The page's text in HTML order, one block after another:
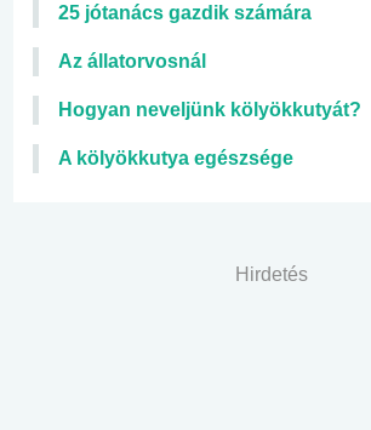
25 jótanács gazdik számára
Az állatorvosnál
Hogyan neveljünk kölyökkutyát?
A kölyökkutya egészsége
Hirdetés